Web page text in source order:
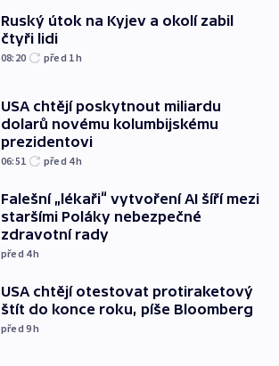
Ruský útok na Kyjev a okolí zabil
čtyři lidi
08:20 před 1h
USA chtějí poskytnout miliardu
dolarů novému kolumbijskému
prezidentovi
06:51 před 4h
Falešní „lékaři“ vytvoření AI šíří mezi
staršími Poláky nebezpečné
zdravotní rady
před 4h
USA chtějí otestovat protiraketový
štít do konce roku, píše Bloomberg
před 9h